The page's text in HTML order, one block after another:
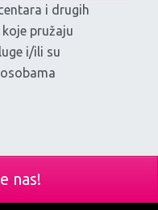
i drugih
pružaju
i/ili su
nas!